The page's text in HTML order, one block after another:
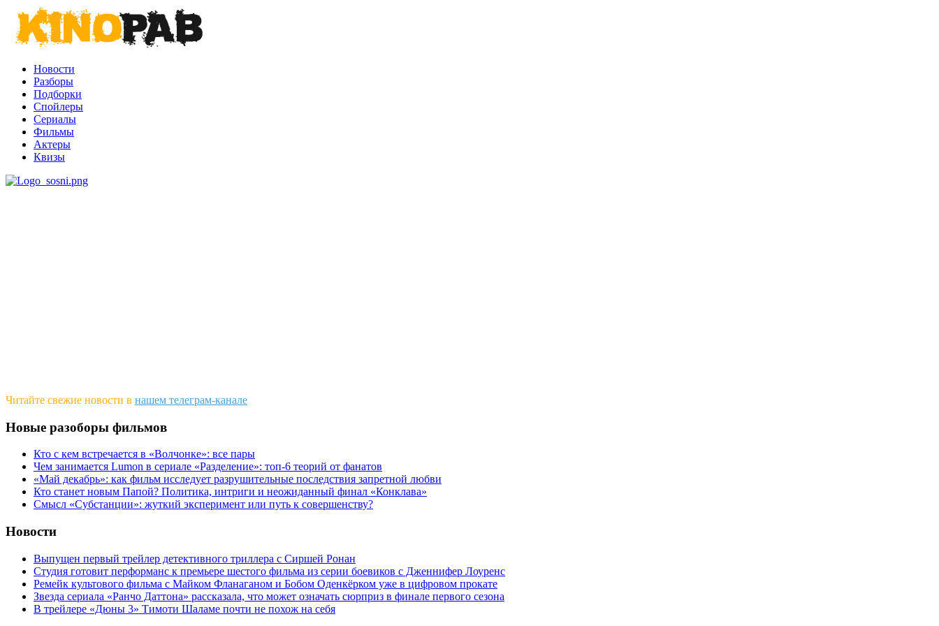
Новости
Разборы
Подборки
Спойлеры
Сериалы
Фильмы
Актеры
Квизы
Читайте свежие новости в нашем телеграм-канале
Новые разоборы фильмов
Кто с кем встречается в «Волчонке»: все пары
Чем занимается Lumon в сериале «Разделение»: топ-6 теорий от фанатов
«Май декабрь»: как фильм исследует разрушительные последствия запретной любви
Кто станет новым Папой? Политика, интриги и неожиданный финал «Конклава»
Cмысл «Субстанции»: жуткий эксперимент или путь к совершенству?
Новости
Выпущен первый трейлер детективного триллера с Сиршей Ронан
Студия готовит перформанс к премьере шестого фильма из серии боевиков с Дженнифер Лоуренс
Ремейк культового фильма с Майком Фланаганом и Бобом Оденкёрком уже в цифровом прокате
Звезда сериала «Ранчо Даттона» рассказала, что может означать сюрприз в финале первого сезона
В трейлере «Дюны 3» Тимоти Шаламе почти не похож на себя